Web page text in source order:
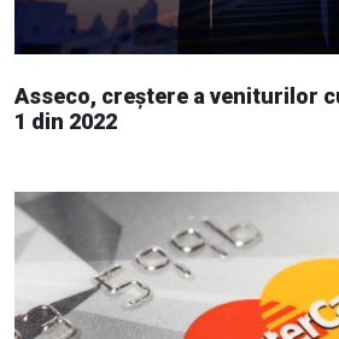
Asseco, creștere a veniturilor
1 din 2022